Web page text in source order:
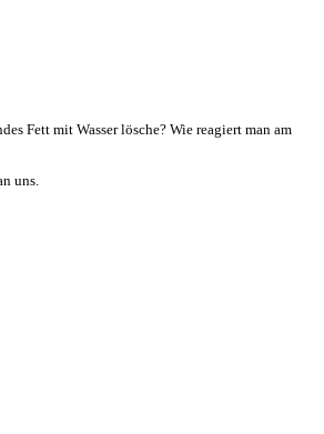
Fett mit Wasser lösche? Wie reagiert man am
uns.